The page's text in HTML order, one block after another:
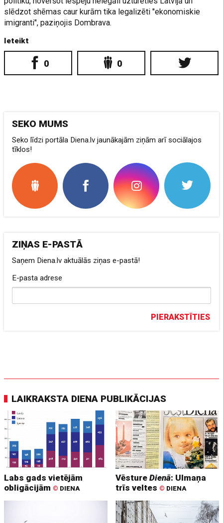
slēdzot shēmas caur kurām tika legalizēti "ekonomiskie
imigranti", paziņojis Dombrava.
Ieteikt
0 0
SEKO MUMS
Seko līdzi portāla Diena.lv jaunākajām ziņām arī sociālajos
tīklos!
ZIŅAS E-PASTĀ
Saņem Diena.lv aktuālās ziņas e-pastā!
E-pasta adrese
PIERAKSTĪTIES
LAIKRAKSTA DIENA PUBLIKĀCIJAS
Labs gads vietējām
obligācijām © DIENA
VēstureDienā: Ulmaņa
trīs veltes © DIENA